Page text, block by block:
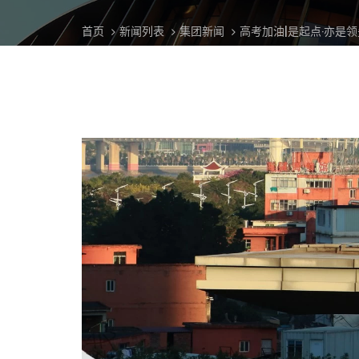
首页 新闻列表 集团新闻 高考加油|是起点·亦是